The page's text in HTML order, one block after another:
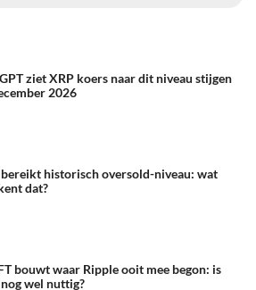
ziet XRP koers naar dit niveau stijgen
2026
historisch oversold-niveau: wat
dat?
bouwt waar Ripple ooit mee begon: is
wel nuttig?